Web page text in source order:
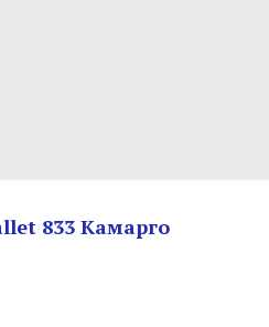
833 Камарго